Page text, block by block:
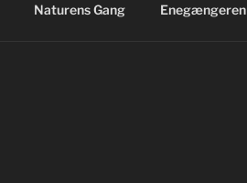
Naturens Gang Enegængeren